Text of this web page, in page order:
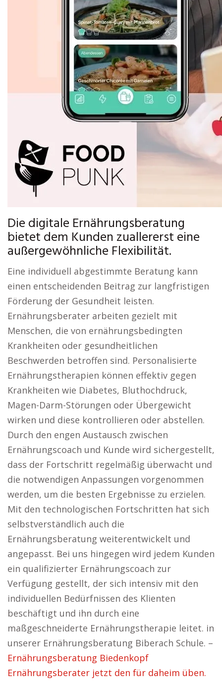
Die digitale Ernährungsberatung
bietet dem Kunden zuallererst eine
außergewöhnliche Flexibilität.
Eine individuell abgestimmte Beratung kann
einen entscheidenden Beitrag zur langfristigen
Förderung der Gesundheit leisten.
Ernährungsberater arbeiten gezielt mit
Menschen, die von ernährungsbedingten
Krankheiten oder gesundheitlichen
Beschwerden betroffen sind. Personalisierte
Ernährungstherapien können effektiv gegen
Krankheiten wie Diabetes, Bluthochdruck,
Magen-Darm-Störungen oder Übergewicht
wirken und diese kontrollieren oder abstellen.
Durch den engen Austausch zwischen
Ernährungscoach und Kunde wird sichergestellt,
dass der Fortschritt regelmäßig überwacht und
die notwendigen Anpassungen vorgenommen
werden, um die besten Ergebnisse zu erzielen.
Mit den technologischen Fortschritten hat sich
selbstverständlich auch die
Ernährungsberatung weiterentwickelt und
angepasst. Bei uns hingegen wird jedem Kunden
ein qualifizierter Ernährungscoach zur
Verfügung gestellt, der sich intensiv mit den
individuellen Bedürfnissen des Klienten
beschäftigt und ihn durch eine
maßgeschneiderte Ernährungstherapie leitet. in
unserer Ernährungsberatung Biberach Schule. –
Ernährungsberatung Biedenkopf
Ernährungsberater jetzt den für daheim üben.